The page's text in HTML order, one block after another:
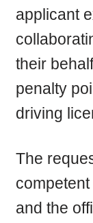
applicant
their
penalty
driving
The
and the